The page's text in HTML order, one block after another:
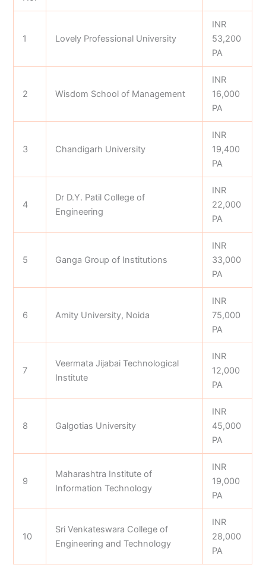
1 Lovely Professional University
INR
53,200
PA
2 Wisdom School of Management
INR
16,000
PA
3 Chandigarh University
INR
19,400
PA
4
Dr D.Y. Patil College of
Engineering
INR
22,000
PA
5 Ganga Group of Institutions
INR
33,000
PA
6 Amity University, Noida
INR
75,000
PA
7
Veermata Jijabai Technological
Institute
INR
12,000
PA
8 Galgotias University
INR
45,000
PA
9
Maharashtra Institute of
Information Technology
INR
19,000
PA
10
Sri Venkateswara College of
Engineering and Technology
INR
28,000
PA